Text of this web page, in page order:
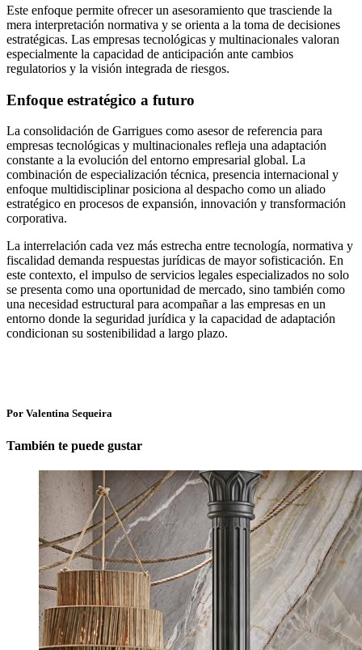
Este enfoque permite ofrecer un asesoramiento que trasciende la
mera interpretación normativa y se orienta a la toma de decisiones
estratégicas. Las empresas tecnológicas y multinacionales valoran
especialmente la capacidad de anticipación ante cambios
regulatorios y la visión integrada de riesgos.
Enfoque estratégico a futuro
La consolidación de Garrigues como asesor de referencia para
empresas tecnológicas y multinacionales refleja una adaptación
constante a la evolución del entorno empresarial global. La
combinación de especialización técnica, presencia internacional y
enfoque multidisciplinar posiciona al despacho como un aliado
estratégico en procesos de expansión, innovación y transformación
corporativa.
La interrelación cada vez más estrecha entre tecnología, normativa y
fiscalidad demanda respuestas jurídicas de mayor sofisticación. En
este contexto, el impulso de servicios legales especializados no solo
se presenta como una oportunidad de mercado, sino también como
una necesidad estructural para acompañar a las empresas en un
entorno donde la seguridad jurídica y la capacidad de adaptación
condicionan su sostenibilidad a largo plazo.
Por Valentina Sequeira
También te puede gustar